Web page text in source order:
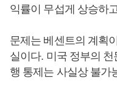
익률이 무섭게 상승하
문제는 베센트의 계획
실이다. 미국 정부의
행 통제는 사실상 불가